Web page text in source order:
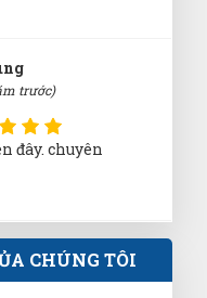
trước)
đây. chuyên
Tâm
trước)
CHÚNG TÔI